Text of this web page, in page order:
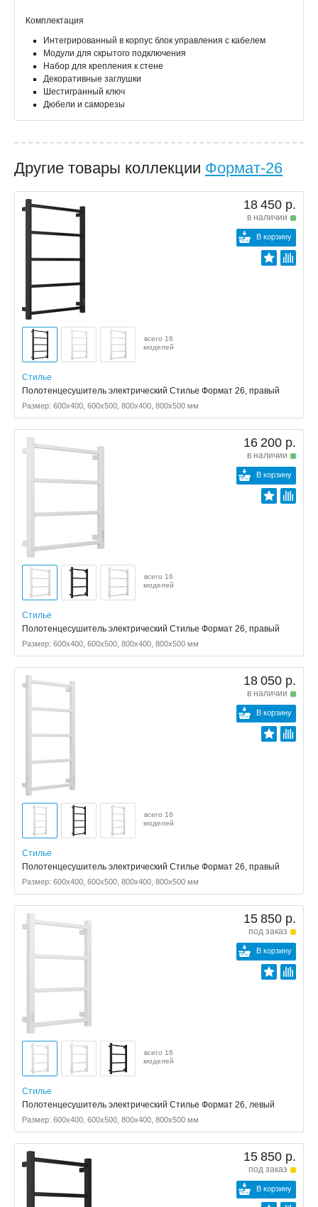
Комплектация
Интегрированный в корпус блок управления с кабелем
Модули для скрытого подключения
Набор для крепления к стене
Декоративные заглушки
Шестигранный ключ
Дюбели и саморезы
Другие товары коллекции Формат-26
18 450 р.
в наличии
В корзину
всего 16
моделей
Стилье
Полотенцесушитель электрический Стилье Формат 26, правый
Размер: 600x400, 600x500, 800x400, 800x500 мм
16 200 р.
в наличии
В корзину
всего 16
моделей
Стилье
Полотенцесушитель электрический Стилье Формат 26, правый
Размер: 600x400, 600x500, 800x400, 800x500 мм
18 050 р.
в наличии
В корзину
всего 16
моделей
Стилье
Полотенцесушитель электрический Стилье Формат 26, правый
Размер: 600x400, 600x500, 800x400, 800x500 мм
15 850 р.
под заказ
В корзину
всего 16
моделей
Стилье
Полотенцесушитель электрический Стилье Формат 26, левый
Размер: 600x400, 600x500, 800x400, 800x500 мм
15 850 р.
под заказ
В корзину